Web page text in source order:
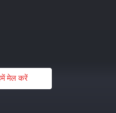
मेल करें